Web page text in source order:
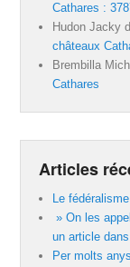
Cathares :
Hudon Jacky
châteaux
Brembilla
Cathares
Articles
Le
» On les
un article
Per molts